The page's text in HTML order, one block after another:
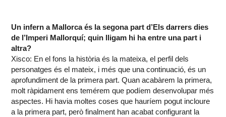
Un infern a Mallorca és la segona part d’Els darrers dies
de l’Imperi Mallorquí; quin lligam hi ha entre una part i
altra?
Xisco: En el fons la història és la mateixa, el perfil dels
personatges és el mateix, i més que una continuació, és un
aprofundiment de la primera part. Quan acabàrem la primera,
molt ràpidament ens temérem que podíem desenvolupar més
aspectes. Hi havia moltes coses que hauríem pogut incloure
a la primera part, però finalment han acabat configurant la